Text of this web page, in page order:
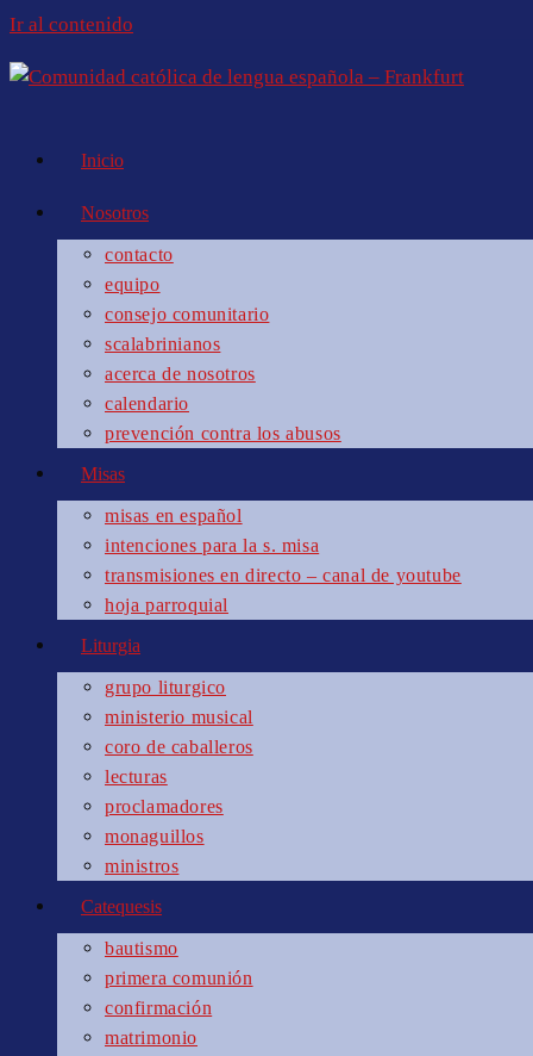
Ir al contenido
Inicio
Nosotros
contacto
equipo
consejo comunitario
scalabrinianos
acerca de nosotros
calendario
prevención contra los abusos
Misas
misas en español
intenciones para la s. misa
transmisiones en directo – canal de youtube
hoja parroquial
Liturgia
grupo liturgico
ministerio musical
coro de caballeros
lecturas
proclamadores
monaguillos
ministros
Catequesis
bautismo
primera comunión
confirmación
matrimonio